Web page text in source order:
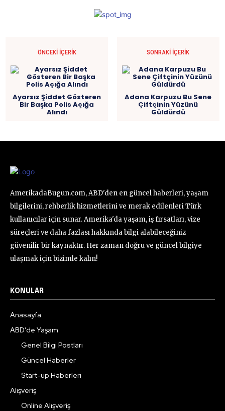
ÖNCEKI İÇERIK
Ayarsız Şiddet Gösteren
Bir Başka Polis Açığa
Alındı
SONRAKI İÇERIK
Adana Karpuzu Bu Sene
Çiftçinin Yüzünü
Güldürdü
AmerikadaBugun.com, ABD'den en güncel haberleri, yaşam
bilgilerini, rehberlik hizmetlerini ve merak edilenleri Türk
kullanıcılar için sunar. Amerika'da yaşam, iş fırsatları, vize
süreçleri ve daha fazlası hakkında bilgi alabileceğiniz
güvenilir bir kaynaktır. Her zaman doğru ve güncel bilgiye
ulaşmak için bizimle kalın!
KONULAR
Anasayfa
ABD’de Yaşam
Genel Bilgi Postları
Güncel Haberler
Start-up Haberleri
Alışveriş
Online Alışveriş